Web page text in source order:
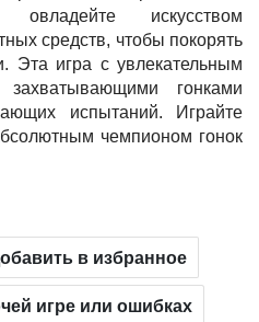
искусством
средств, чтобы покорять
Эта игра с увлекательным
гонками
испытаний. Играйте
чемпионом гонок
в избранное
игре или ошибках